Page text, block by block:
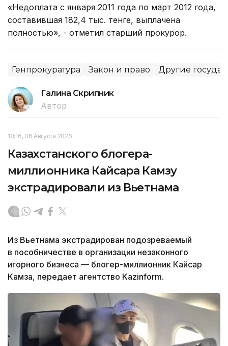
«Недоплата с января 2011 года по март 2012 года,
составившая 182,4 тыс. тенге, выплачена
полностью», - отметил старший прокурор.
Генпрокуратура Закон и право Другие
Галина Скрипник
Автор
18:16, 06 Августа 2026
Казахстанского блогера-
миллионника Кайсара Камзу
экстрадировали из Вьетнама
Из Вьетнама экстрадирован подозреваемый
в пособничестве в организации незаконного
игорного бизнеса — блогер-миллионник Кайсар
Камза, передает агентство Kazinform.